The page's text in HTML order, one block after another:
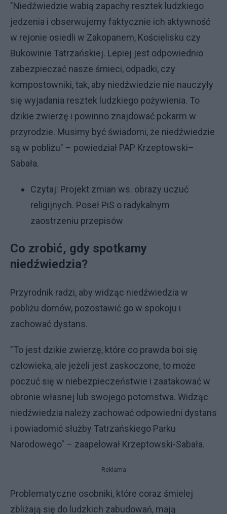
"Niedźwiedzie wabią zapachy resztek ludzkiego
jedzenia i obserwujemy faktycznie ich aktywność
w rejonie osiedli w Zakopanem, Kościelisku czy
Bukowinie Tatrzańskiej. Lepiej jest odpowiednio
zabezpieczać nasze śmieci, odpadki, czy
kompostowniki, tak, aby niedźwiedzie nie nauczyły
się wyjadania resztek ludzkiego pożywienia. To
dzikie zwierzę i powinno znajdować pokarm w
przyrodzie. Musimy być świadomi, że niedźwiedzie
są w pobliżu" – powiedział PAP Krzeptowski–
Sabała.
Czytaj: Projekt zmian ws. obrazy uczuć
religijnych. Poseł PiS o radykalnym
zaostrzeniu przepisów
Co zrobić, gdy spotkamy
niedźwiedzia?
Przyrodnik radzi, aby widząc niedźwiedzia w
pobliżu domów, pozostawić go w spokoju i
zachować dystans.
"To jest dzikie zwierzę, które co prawda boi się
człowieka, ale jeżeli jest zaskoczone, to może
poczuć się w niebezpieczeństwie i zaatakować w
obronie własnej lub swojego potomstwa. Widząc
niedźwiedzia należy zachować odpowiedni dystans
i powiadomić służby Tatrzańskiego Parku
Narodowego" – zaapelował Krzeptowski-Sabała.
Reklama
Problematyczne osobniki, które coraz śmielej
zbliżają się do ludzkich zabudowań, mają